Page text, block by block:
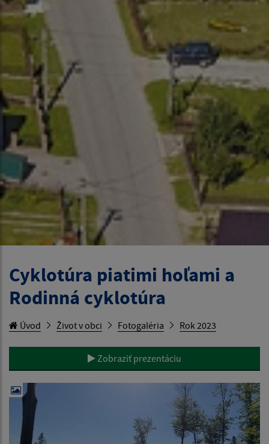
Cyklotúra piatimi hoľami a
Rodinná cyklotúra
Úvod Život v obci Fotogaléria Rok 2023
Zobraziť prezentáciu